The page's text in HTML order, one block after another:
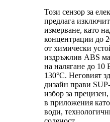
Този сензор за
предлага
измерване, като
концентрации до
от химически
издръжлив ABS
на налягане до 10
130°C. Неговият
дизайн прави
избор за
в приложения
води,